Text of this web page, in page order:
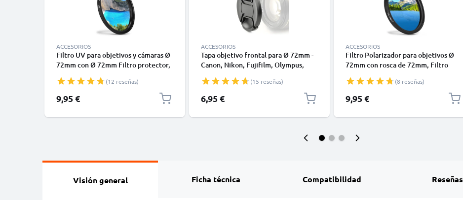
ACCESORIOS
Filtro UV para objetivos y cámaras Ø
72mm con Ø 72mm Filtro protector,
(12 reseñas)
9,95 €
ACCESORIOS
Tapa objetivo frontal para Ø 72mm -
Canon, Nikon, Fujifilm, Olympus,
Pellizco central Cubierta Protectora
(15 reseñas)
6,95 €
ACCESORIOS
Filtro Polarizador para objetivos Ø
72mm con rosca de 72mm, Filtro
Filtro polarizante, Polarización
(8 reseñas)
9,95 €
Visión general Ficha técnica Compatibilidad Reseñas